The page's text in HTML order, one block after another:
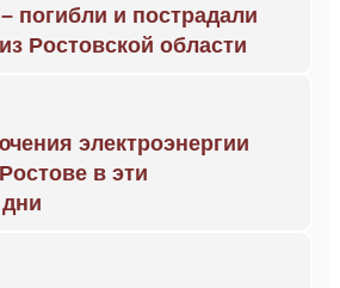
погибли и пострадали
Ростовской области
электроэнергии
в эти